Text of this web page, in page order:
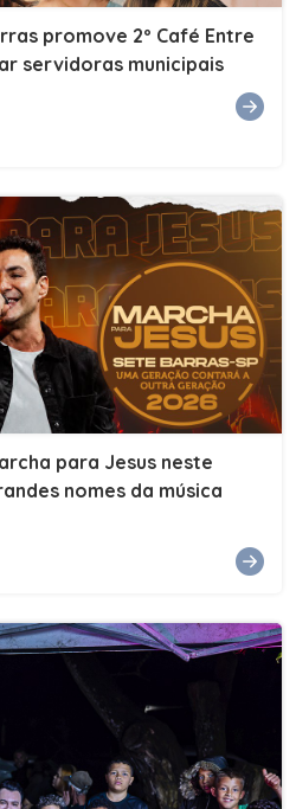
promove 2º Café Entre
servidoras municipais
para Jesus neste
nomes da música